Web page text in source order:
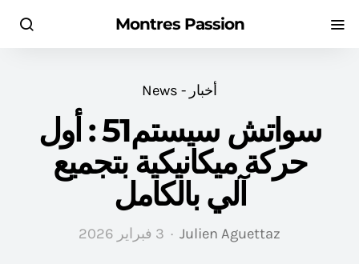
Montres Passion
أخبار - News
سواتش سيستم51 : أول
حركة ميكانيكية بتجميع
آلي بالكامل
Julien Aguettaz 3 فبراير 2026